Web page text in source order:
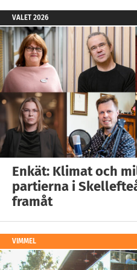
VALET 2026
Enkät: Klimat och
partierna i
framåt
VIMMEL